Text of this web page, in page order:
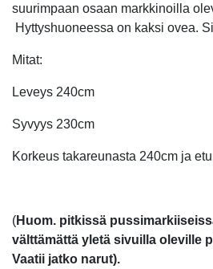
suurimpaan osaan markkinoilla
Hyttyshuoneessa on kaksi ovea.
Mitat:
Leveys 240cm
Syvyys 230cm
Korkeus takareunasta 240cm ja
(Huom. pitkissä
välttämättä yletä sivuilla oleville
Vaatii jatko narut).